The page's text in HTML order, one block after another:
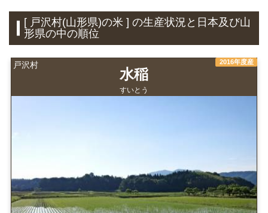
[ 戸沢村(山形県)の米 ] の生産状況と日本及び山
形県の中の順位
戸沢村 2016年度産
水稲
すいとう